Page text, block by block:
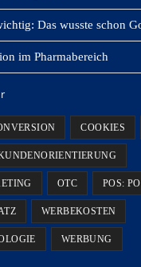
Das wusste schon
im Pharmabereich
COOKIES
OTC POS:
WERBEKOSTEN
WERBUNG